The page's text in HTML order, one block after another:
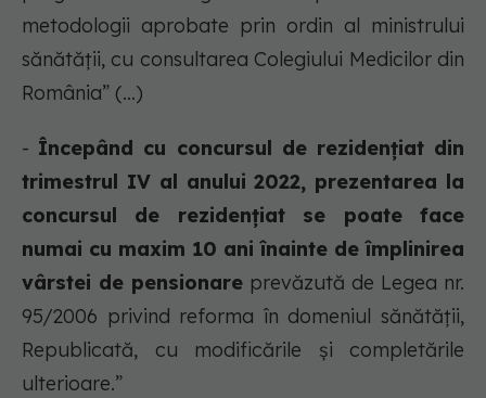
metodologii aprobate prin ordin al ministrului
sănătății, cu consultarea Colegiului Medicilor din
România” (...)
- Începând cu concursul de rezidențiat din
trimestrul IV al anului 2022, prezentarea la
concursul de rezidențiat se poate face
numai cu maxim 10 ani înainte de împlinirea
vârstei de pensionare prevăzută de Legea nr.
95/2006 privind reforma în domeniul sănătății,
Republicată, cu modificările și completările
ulterioare.”